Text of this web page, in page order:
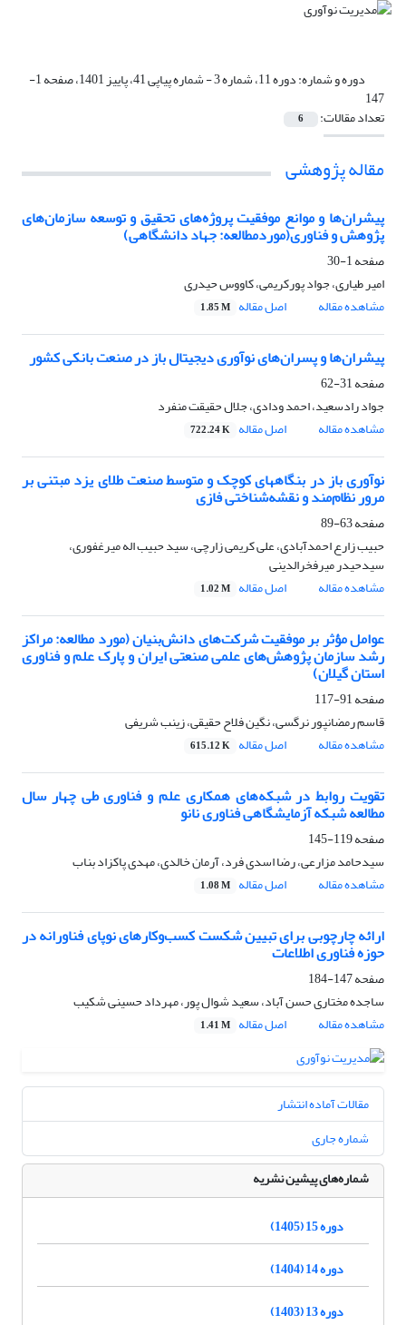
دوره و شماره: دوره 11، شماره 3 - شماره پیاپی 41، پاییز 1401، صفحه 1-
147
تعداد مقالات: 6
مقاله پژوهشی
پیشران‌ها و موانع موفقیت پروژه‌های تحقیق و توسعه سازمان‌های
پژوهش و فناوری(موردمطالعه: جهاد دانشگاهی)
صفحه1-30
امیر طیاری، جواد پورکریمی، کاووس حیدری
مشاهده مقاله
اصل مقاله 1.85 M
پیشران‌ها و پسران‌های نوآوری دیجیتال باز در صنعت بانکی کشور
صفحه31-62
جواد رادسعید، احمد ودادی، جلال حقیقت منفرد
مشاهده مقاله
اصل مقاله 722.24 K
نوآوری باز در بنگاههای کوچک و متوسط صنعت طلای یزد مبتنی بر
مرور نظام‌مند و نقشه‌شناختی فازی
صفحه63-89
حبیب زارع احمدآبادی، علی کریمی زارچی، سید حبیب اله میرغفوری،
سیدحیدر میرفخرالدینی
مشاهده مقاله
اصل مقاله 1.02 M
عوامل مؤثر بر موفقیت شرکت‌های دانش‌بنیان (مورد مطالعه: مراکز
رشد سازمان پژوهش‌های علمی صنعتی ایران و پارک علم و فناوری
استان گیلان)
صفحه91-117
قاسم رمضانپور نرگسی، نگین فلاح حقیقی، زینب شریفی
مشاهده مقاله
اصل مقاله 615.12 K
تقویت روابط در شبکه‌های همکاری علم و فناوری طی چهار سال
مطالعه شبکه آزمایشگاهی فناوری نانو
صفحه119-145
سیدحامد مزارعی، رضا اسدی فرد، آرمان خالدی، مهدی پاکزاد بناب
مشاهده مقاله
اصل مقاله 1.08 M
ارائه چارچوبی برای تبیین شکست کسب‌وکارهای نوپای فناورانه در
حوزه فناوری اطلاعات
صفحه147-184
ساجده مختاری حسن آباد، سعید شوال پور، مهرداد حسینی شکیب
مشاهده مقاله
اصل مقاله 1.41 M
مقالات آماده انتشار
شماره جاری
شماره‌های پیشین نشریه
دوره 15 (1405)
دوره 14 (1404)
دوره 13 (1403)